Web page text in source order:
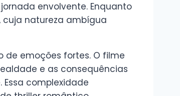
envolvente. Enquanto
cuja natureza ambígua
emoções fortes. O filme
e as consequências
complexidade